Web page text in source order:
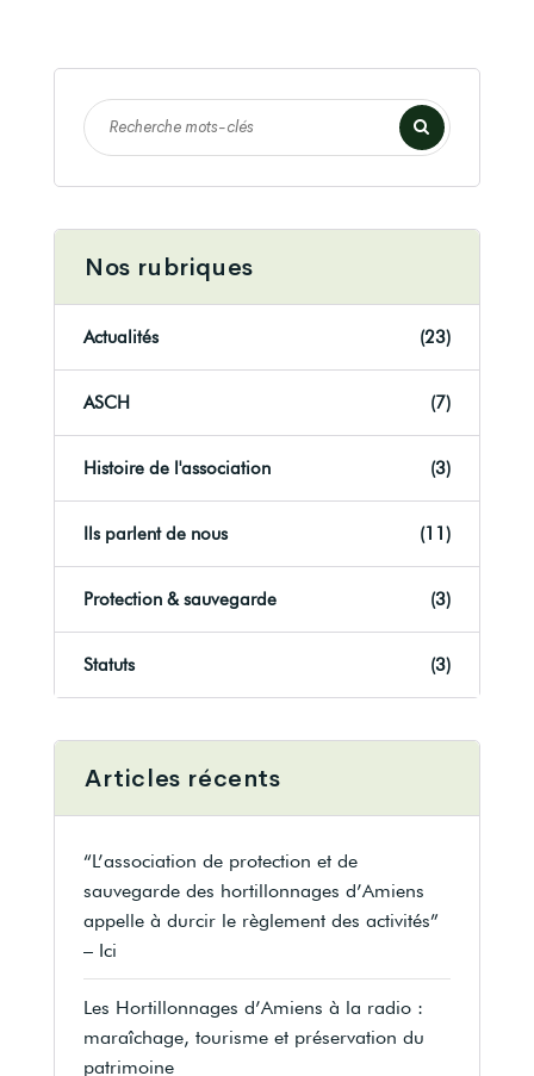
Nos rubriques
Actualités (23)
ASCH (7)
Histoire de l'association (3)
Ils parlent de nous (11)
Protection & sauvegarde (3)
Statuts (3)
Articles récents
“L’association de protection et de
sauvegarde des hortillonnages d’Amiens
appelle à durcir le règlement des activités”
– Ici
Les Hortillonnages d’Amiens à la radio :
maraîchage, tourisme et préservation du
patrimoine